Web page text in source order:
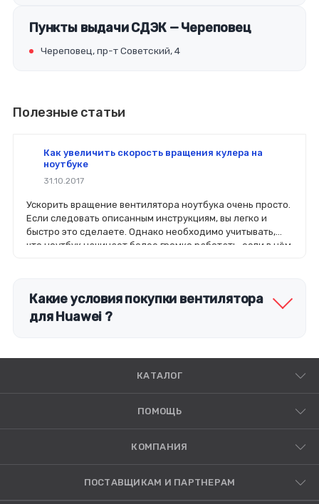
Пункты выдачи СДЭК — Череповец
Череповец, пр-т Советский, 4
Полезные статьи
Как увеличить скорость вращения кулера на
ноутбуке
31.10.2017
Ускорить вращение вентилятора ноутбука очень просто.
Если следовать описанным инструкциям, вы легко и
быстро это сделаете. Однако необходимо учитывать,
что ноутбук начинает более громко работать, если в нём
Какие условия покупки вентилятора
для Huawei ?
КАТАЛОГ
ПОМОЩЬ
КОМПАНИЯ
ПОСТАВЩИКАМ И ПАРТНЕРАМ